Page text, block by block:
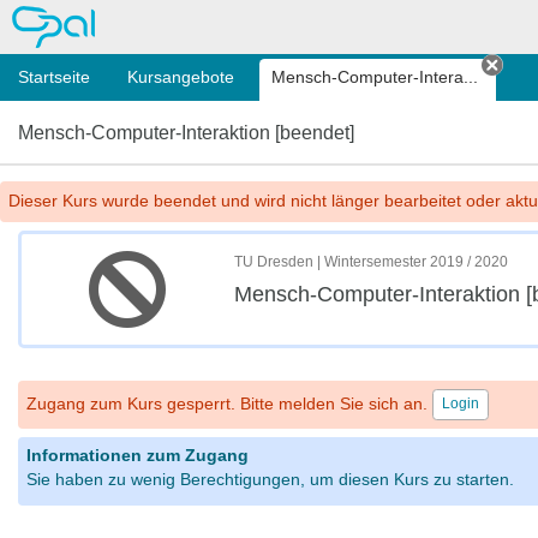
OPAL
Startseite Kursangebote Mensch-Computer-Intera...
Tab
Mensch-Computer-Interaktion [beendet]
Dieser Kurs wurde beendet und wird nicht länger bearbeitet oder
TU Dresden | Wintersemester 2019 / 2020
Mensch-Computer-Interaktion
Zugang zum Kurs gesperrt. Bitte melden Sie sich an. Login
Informationen zum Zugang
Sie haben zu wenig Berechtigungen, um diesen Kurs zu starten.